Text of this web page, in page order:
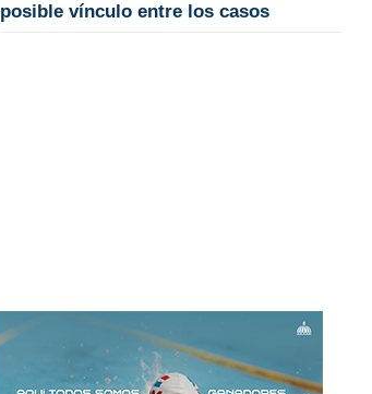
posible vínculo entre los casos